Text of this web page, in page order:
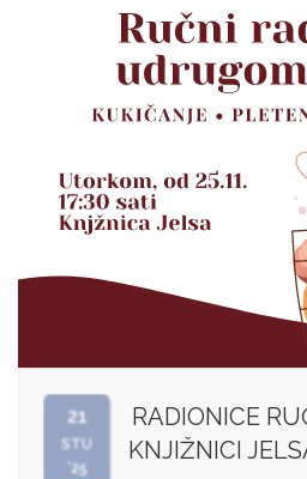
21
STU
'25
RADIONICE
KNJIŽNICI